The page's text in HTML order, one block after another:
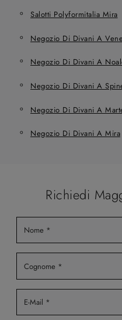
Salotti Polyformitalia Mira
Negozio Di Divani A
Negozio Di Divani A
Negozio Di Divani A
Negozio Di Divani A
Negozio Di Divani A Mira
Richiedi